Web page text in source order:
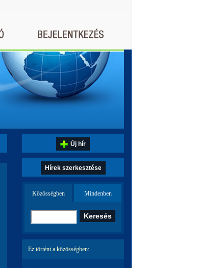
Új hír
Hírek szerkesztése
Közösségben Mindenben
Ez történt a közösségben: